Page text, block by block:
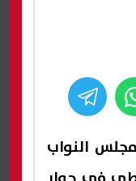
النواب